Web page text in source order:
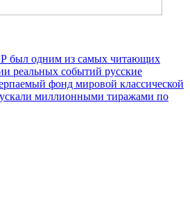
был одним из самых читающих
реальных событий русские
фонд мировой классической
миллионными тиражами по